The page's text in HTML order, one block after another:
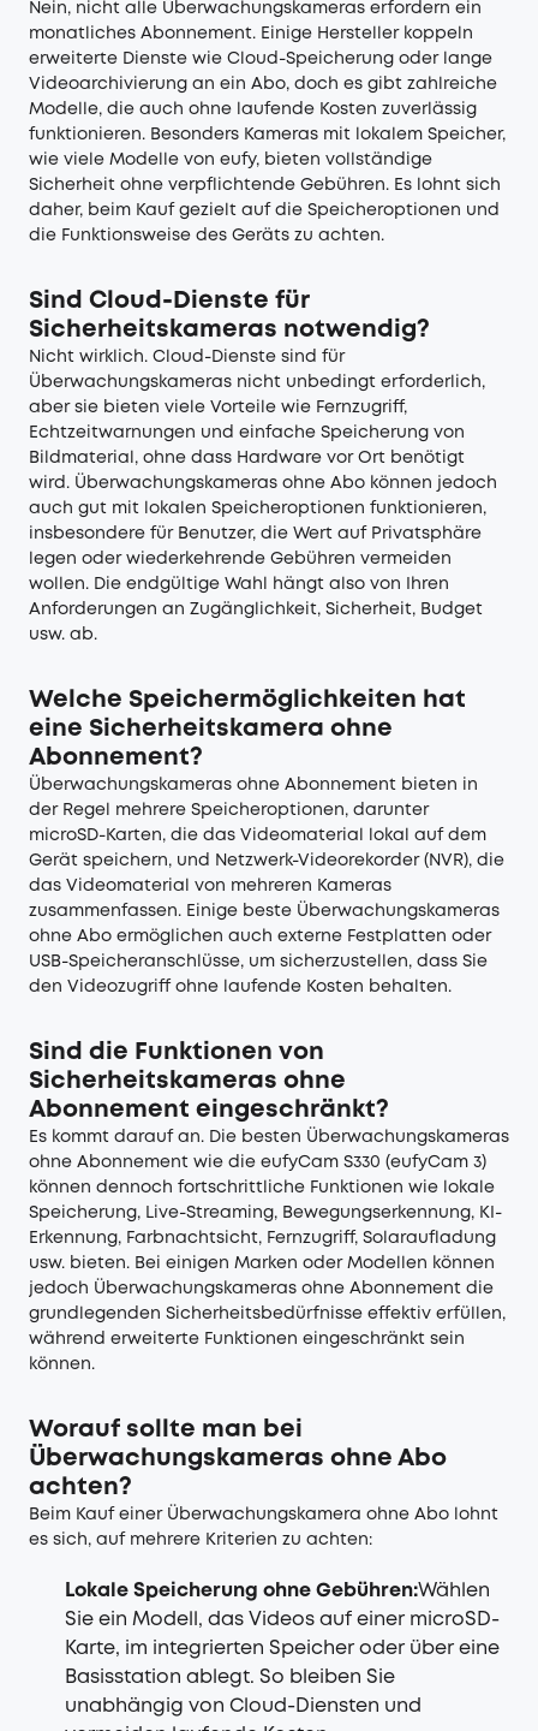
Nein, nicht alle Überwachungskameras erfordern ein
monatliches Abonnement. Einige Hersteller koppeln
erweiterte Dienste wie Cloud-Speicherung oder lange
Videoarchivierung an ein Abo, doch es gibt zahlreiche
Modelle, die auch ohne laufende Kosten zuverlässig
funktionieren. Besonders Kameras mit lokalem Speicher,
wie viele Modelle von eufy, bieten vollständige
Sicherheit ohne verpflichtende Gebühren. Es lohnt sich
daher, beim Kauf gezielt auf die Speicheroptionen und
die Funktionsweise des Geräts zu achten.
Sind Cloud-Dienste für
Sicherheitskameras notwendig?
Nicht wirklich. Cloud-Dienste sind für
Überwachungskameras nicht unbedingt erforderlich,
aber sie bieten viele Vorteile wie Fernzugriff,
Echtzeitwarnungen und einfache Speicherung von
Bildmaterial, ohne dass Hardware vor Ort benötigt
wird. Überwachungskameras ohne Abo können jedoch
auch gut mit lokalen Speicheroptionen funktionieren,
insbesondere für Benutzer, die Wert auf Privatsphäre
legen oder wiederkehrende Gebühren vermeiden
wollen. Die endgültige Wahl hängt also von Ihren
Anforderungen an Zugänglichkeit, Sicherheit, Budget
usw. ab.
Welche Speichermöglichkeiten hat
eine Sicherheitskamera ohne
Abonnement?
Überwachungskameras ohne Abonnement bieten in
der Regel mehrere Speicheroptionen, darunter
microSD-Karten, die das Videomaterial lokal auf dem
Gerät speichern, und Netzwerk-Videorekorder (NVR), die
das Videomaterial von mehreren Kameras
zusammenfassen. Einige beste Überwachungskameras
ohne Abo ermöglichen auch externe Festplatten oder
USB-Speicheranschlüsse, um sicherzustellen, dass Sie
den Videozugriff ohne laufende Kosten behalten.
Sind die Funktionen von
Sicherheitskameras ohne
Abonnement eingeschränkt?
Es kommt darauf an. Die besten Überwachungskameras
ohne Abonnement wie die eufyCam S330 (eufyCam 3)
können dennoch fortschrittliche Funktionen wie lokale
Speicherung, Live-Streaming, Bewegungserkennung, KI-
Erkennung, Farbnachtsicht, Fernzugriff, Solaraufladung
usw. bieten. Bei einigen Marken oder Modellen können
jedoch Überwachungskameras ohne Abonnement die
grundlegenden Sicherheitsbedürfnisse effektiv erfüllen,
während erweiterte Funktionen eingeschränkt sein
können.
Worauf sollte man bei
Überwachungskameras ohne Abo
achten?
Beim Kauf einer Überwachungskamera ohne Abo lohnt
es sich, auf mehrere Kriterien zu achten:
Lokale Speicherung ohne Gebühren:Wählen
Sie ein Modell, das Videos auf einer microSD-
Karte, im integrierten Speicher oder über eine
Basisstation ablegt. So bleiben Sie
unabhängig von Cloud-Diensten und